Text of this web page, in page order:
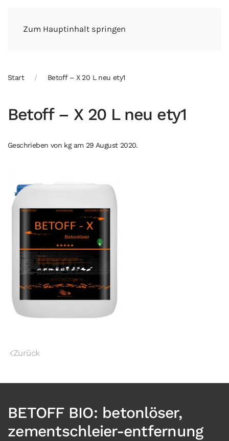
Zum Hauptinhalt springen
Start Betoff – X 20 L neu ety1
Betoff – X 20 L neu ety1
Geschrieben von kgam 29 August 2020.
Zurück
BETOFF BIO: betonlöser,
zementschleier-entfernung